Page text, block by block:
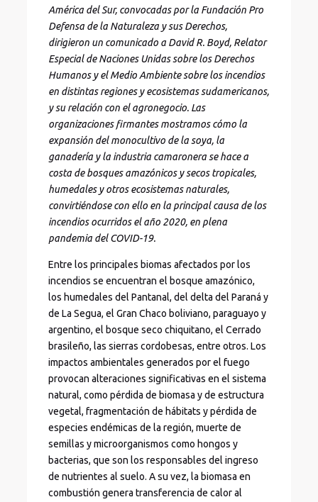
América del Sur, convocadas por la Fundación Pro
Defensa de la Naturaleza y sus Derechos,
dirigieron un comunicado a David R. Boyd, Relator
Especial de Naciones Unidas sobre los Derechos
Humanos y el Medio Ambiente sobre los incendios
en distintas regiones y ecosistemas sudamericanos,
y su relación con el agronegocio. Las
organizaciones firmantes mostramos cómo la
expansión del monocultivo de la soya, la
ganadería y la industria camaronera se hace a
costa de bosques amazónicos y secos tropicales,
humedales y otros ecosistemas naturales,
convirtiéndose con ello en la principal causa de los
incendios ocurridos el año 2020, en plena
pandemia del COVID-19.
Entre los principales biomas afectados por los
incendios se encuentran el bosque amazónico,
los humedales del Pantanal, del delta del Paraná y
de La Segua, el Gran Chaco boliviano, paraguayo y
argentino, el bosque seco chiquitano, el Cerrado
brasileño, las sierras cordobesas, entre otros. Los
impactos ambientales generados por el fuego
provocan alteraciones significativas en el sistema
natural, como pérdida de biomasa y de estructura
vegetal, fragmentación de hábitats y pérdida de
especies endémicas de la región, muerte de
semillas y microorganismos como hongos y
bacterias, que son los responsables del ingreso
de nutrientes al suelo. A su vez, la biomasa en
combustión genera transferencia de calor al